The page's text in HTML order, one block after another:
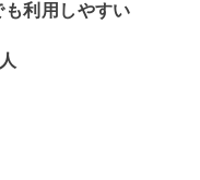
利用しやすい